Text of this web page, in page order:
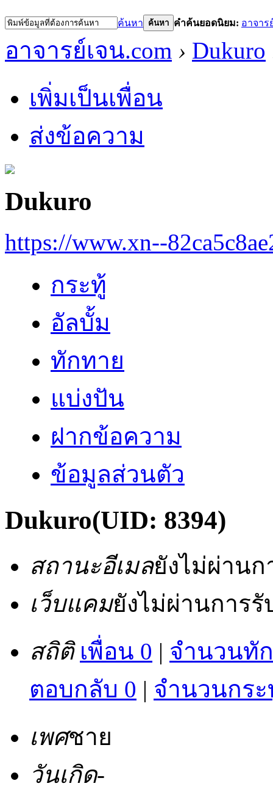
ค้นหา ค้นหา คำค้นยอดนิยม: อาจาร
อาจารย์เจน.com › Dukuro
เพิ่มเป็นเพื่อน
ส่งข้อความ
Dukuro
https://www.xn--
กระทู้
อัลบั้ม
ทักทาย
แบ่งปัน
ฝากข้อความ
ข้อมูลส่วนตัว
Dukuro(UID: 8394)
สถานะอีเมลยังไม่ผ่านก
เว็บแคมยังไม่ผ่านการรั
สถิติ เพื่อน 0 | จำนวนทั
ตอบกลับ 0 | จำนวนกระ
เพศชาย
วันเกิด-